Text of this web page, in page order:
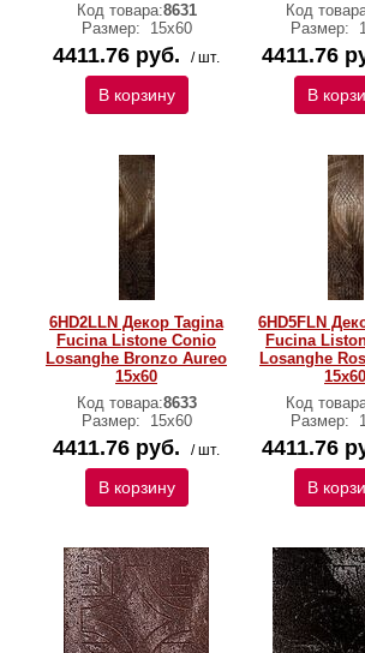
Код товара:8631
Размер:
15x60
4411.76 руб. / шт.
В корзину
Код
Размер:
4411.76
В
6HD2LLN Декор Tagina
Fucina Listone Conio
Losanghe Bronzo Aureo
15x60
Код товара:8633
Размер:
15x60
4411.76 руб. / шт.
В корзину
6HD5FLN
Fucina
Losanghe
15x60
Код
Размер:
4411.76
В